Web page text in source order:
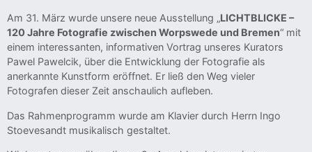
Am 31. März wurde unsere neue Ausstellung „LICHTBLICKE –
120 Jahre Fotografie zwischen Worpswede und Bremen“ mit
einem interessanten, informativen Vortrag unseres Kurators
Pawel Pawelcik, über die Entwicklung der Fotografie als
anerkannte Kunstform eröffnet. Er ließ den Weg vieler
Fotografen dieser Zeit anschaulich aufleben.
Das Rahmenprogramm wurde am Klavier durch Herrn Ingo
Stoevesandt musikalisch gestaltet.